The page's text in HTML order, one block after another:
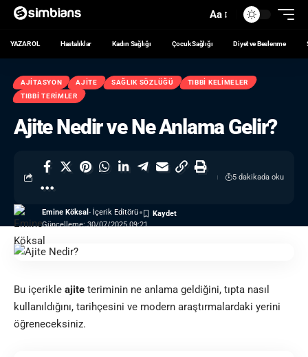
Aa
YAZAR OL Hastalıklar Kadın Sağlığı Çocuk Sağlığı Diyet ve Beslenme
AJITASYON AJITE SAĞLIK SÖZLÜĞÜ
TIBBI KELIMELER
TIBBI TERIMLER
Ajite Nedir ve Ne Anlama Gelir?
Güncelleme: 30/07/2025 09:21
Emine Köksal - İçerik Editörü
5 dakikada oku
Bu içerikle ajite teriminin ne anlama geldiğini, tıpta nasıl
kullanıldığını, tarihçesini ve modern araştırmalardaki yerini
öğreneceksiniz.